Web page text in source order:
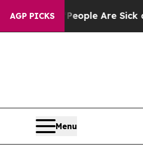
AGP PICKS
“People Are Sick and
Menu